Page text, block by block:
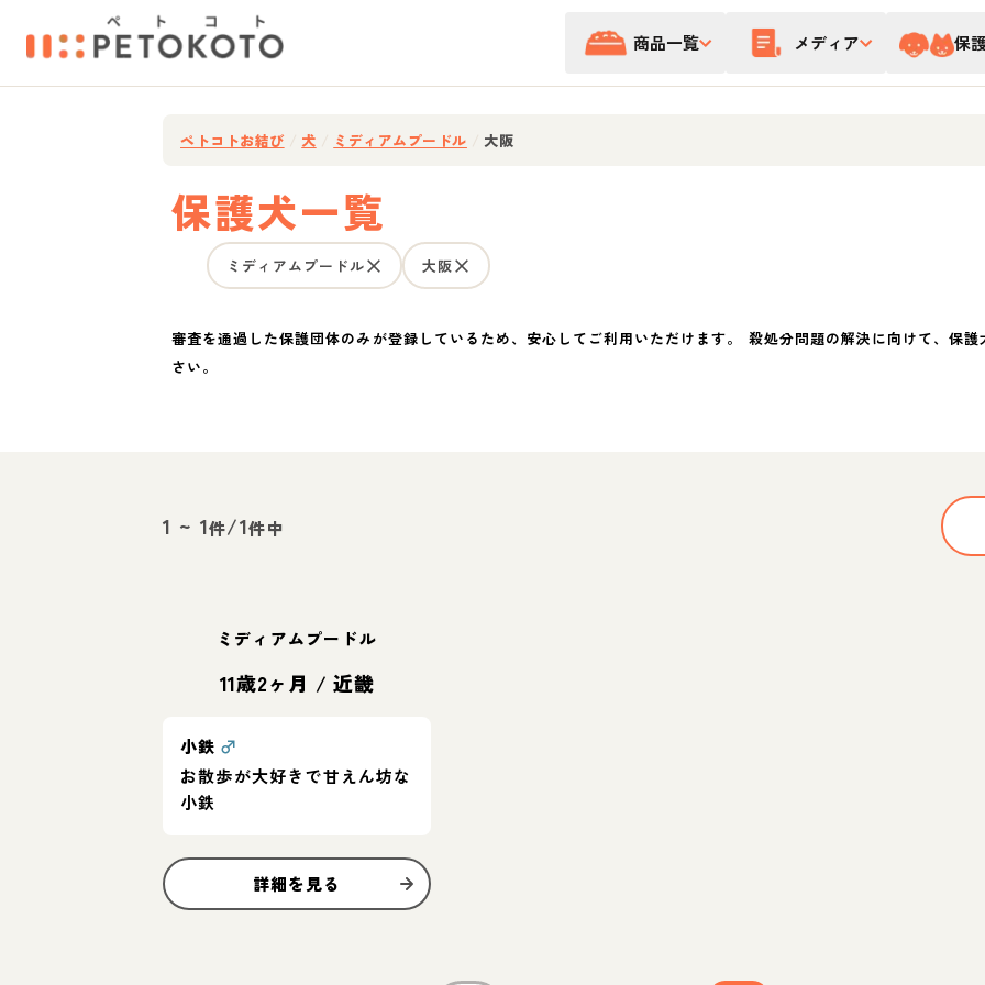
商品一覧 メディア 保
ペトコトお結び 犬 ミディアムプードル 大阪
保護犬一覧
ミディアムプードル 大阪
審査を通過した保護団体のみが登録しているため、安心してご利用いただけます。 殺処分問題の解決に向けて、保
さい。
1 ~ 1件/1件中
ミディアムプードル
11歳2ヶ月 /近畿
小鉄 ♂
お散歩が大好きで甘えん坊な
小鉄
詳細を見る